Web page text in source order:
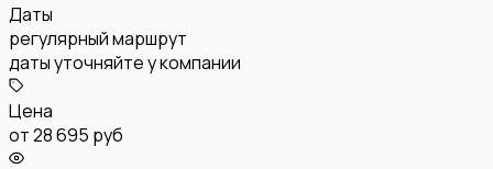
Даты
регулярный маршрут
даты уточняйте у компании
Цена
от28 695 руб